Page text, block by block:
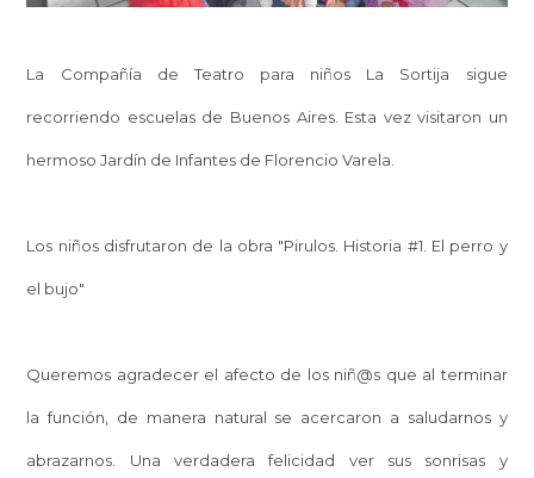
La Compañía de Teatro para niños La Sortija sigue
recorriendo escuelas de Buenos Aires. Esta vez visitaron un
hermoso Jardín de Infantes de Florencio Varela.
Los niños disfrutaron de la obra "Pirulos. Historia #1. El perro y
el bujo"
Queremos agradecer el afecto de los niñ@s que al terminar
la función, de manera natural se acercaron a saludarnos y
abrazarnos. Una verdadera felicidad ver sus sonrisas y